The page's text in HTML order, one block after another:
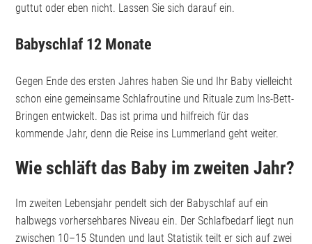
guttut oder eben nicht. Lassen Sie sich darauf ein.
Babyschlaf 12 Monate
Gegen Ende des ersten Jahres haben Sie und Ihr Baby vielleicht
schon eine gemeinsame Schlafroutine und Rituale zum Ins-Bett-
Bringen entwickelt. Das ist prima und hilfreich für das
kommende Jahr, denn die Reise ins Lummerland geht weiter.
Wie schläft das Baby im zweiten Jahr?
Im zweiten Lebensjahr pendelt sich der Babyschlaf auf ein
halbwegs vorhersehbares Niveau ein. Der Schlafbedarf liegt nun
zwischen 10–15 Stunden und laut Statistik teilt er sich auf zwei